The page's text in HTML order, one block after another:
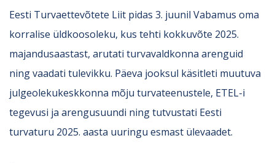
Eesti Turvaettevõtete Liit pidas 3. juunil Vabamus oma
korralise üldkoosoleku, kus tehti kokkuvõte 2025.
majandusaastast, arutati turvavaldkonna arenguid
ning vaadati tulevikku. Päeva jooksul käsitleti muutuva
julgeolekukeskkonna mõju turvateenustele, ETEL-i
tegevusi ja arengusuundi ning tutvustati Eesti
turvaturu 2025. aasta uuringu esmast ülevaadet.